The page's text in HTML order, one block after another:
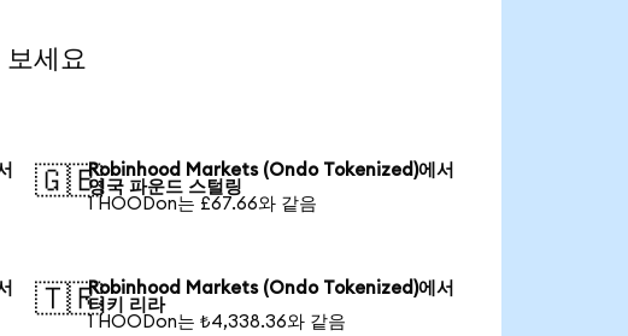
세요
🇬🇧Robinhood Markets (Ondo Tokenized)에서
영국 파운드 스털링
1 HOODon는 £67.66와 같음
🇹🇷Robinhood Markets (Ondo Tokenized)에서
터키 리라
1 HOODon는 ₺4,338.36와 같음